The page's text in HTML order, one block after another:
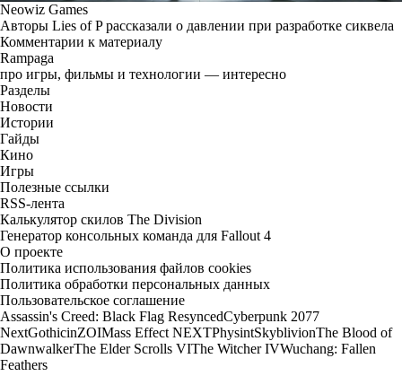
Neowiz Games
Авторы Lies of P рассказали о давлении при разработке сиквела
Комментарии к материалу
Rampaga
про игры, фильмы и технологии — интересно
Разделы
Новости
Истории
Гайды
Кино
Игры
Полезные ссылки
RSS-лента
Калькулятор скилов The Division
Генератор консольных команда для Fallout 4
О проекте
Политика использования файлов cookies
Политика обработки персональных данных
Пользовательское соглашение
Assassin's Creed: Black Flag ResyncedCyberpunk 2077
NextGothicinZOIMass Effect NEXTPhysintSkyblivionThe Blood of
DawnwalkerThe Elder Scrolls VIThe Witcher IVWuchang: Fallen
Feathers